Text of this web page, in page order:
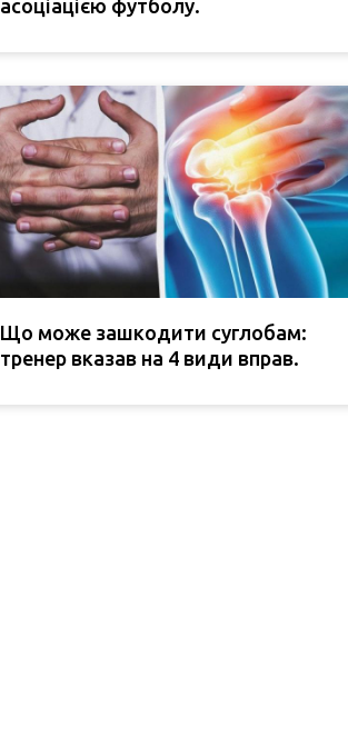
асоціацією футболу.
Що може зашкодити суглобам:
тренер вказав на 4 види вправ.